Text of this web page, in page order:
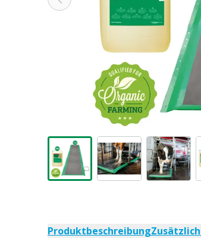
Produktbeschreibung